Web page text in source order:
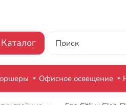
Каталог
Офисное освещение